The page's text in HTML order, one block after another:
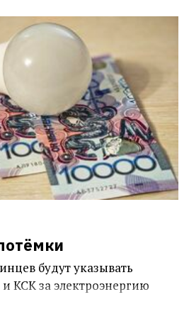
будут указывать
КСК за электроэнергию